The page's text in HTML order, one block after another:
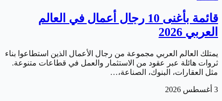
قائمة بأغنى 10 رجال أعمال في العالم
العربي 2026
يمتلك العالم العربي مجموعة من رجال الأعمال الذين استطاعوا بناء
ثروات هائلة عبر عقود من الاستثمار والعمل في قطاعات متنوعة.
مثل العقارات، البنوك، الصناعة،…
3 أغسطس 2026